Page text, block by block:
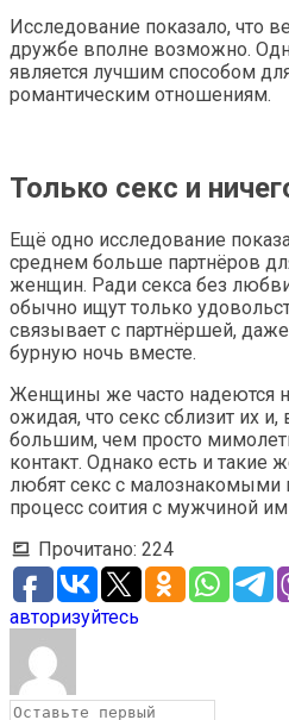
Исследование показало, что
дружбе вполне возможно.
является лучшим способом
романтическим отношениям.
Только секс и
Ещё одно исследование
среднем больше партнёров
женщин. Ради секса без
обычно ищут только
связывает с партнёршей,
бурную ночь вместе.
Женщины же часто надеются
ожидая, что секс сблизит их
большим, чем просто
контакт. Однако есть и
любят секс с малознакомыми
процесс соития с мужчиной им
Прочитано: 224
авторизуйтесь